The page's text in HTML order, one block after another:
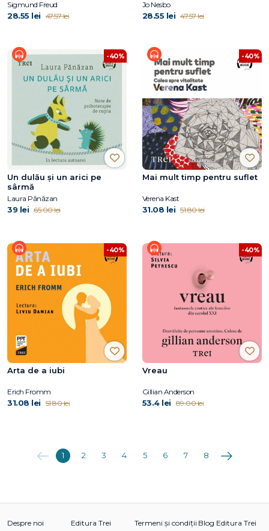
Sigmund Freud
28.55 lei 47.57 lei
Jo Nesbo
28.55 lei 47.57 lei
-40%
Un dulău și un arici pe
sârmă
Laura Pănăzan
39 lei 65.00 lei
-40%
Mai mult timp pentru suflet
Verena Kast
31.08 lei 51.80 lei
-40%
Arta de a iubi
Erich Fromm
31.08 lei 51.80 lei
-40%
Vreau
Gillian Anderson
53.4 lei 89.00 lei
Anterioara
1 2 3 4 5 6 7 8 Următoarea
Despre noi Editura Trei Termeni și condiții Blog Editura Trei